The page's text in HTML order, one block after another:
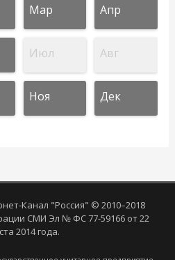
Мар Апр
Июл Авг
Ноя Дек
Канал "Россия" © 2010–2018
СМИ Эл № ФС 77-59166 от 22
2014 года.